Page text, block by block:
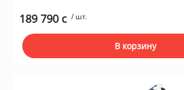
189 790 c / шт.
В корзину